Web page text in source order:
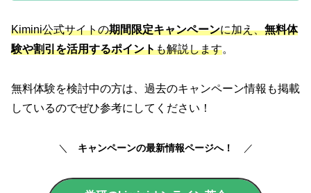
Kimini公式サイトの期間限定キャンペーンに加え、無料体
験や割引を活用するポイントも解説します。
無料体験を検討中の方は、過去のキャンペーン情報も掲載
しているのでぜひ参考にしてください！
＼ キャンペーンの最新情報ページへ！ ／